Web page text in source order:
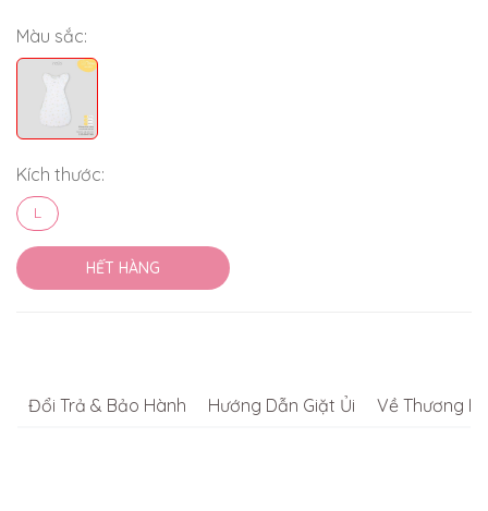
Màu sắc:
Kích thước:
L
HẾT HÀNG
Đổi Trả & Bảo Hành Hướng Dẫn Giặt Ủi Về Thương